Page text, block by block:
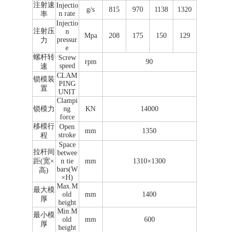
注射速
率
Injectio
n rate
g/s 815 970 1138 1320
注射压
力
Injectio
n
pressur
e
Mpa 208 175 150 129
螺杆转
速
Screw
speed
rpm 90
锁模装
置
CLAM
PING
UNIT
锁模力
Clampi
ng
force
KN 14000
移模行
程
Open
stroke
mm 1350
拉杆间
距(宽×
高)
Space
betwee
n tie
bars(W
×H)
mm 1310×1300
最大模
厚
Max.M
old
height
mm 1400
最小模
厚
Min.M
old
height
mm 600